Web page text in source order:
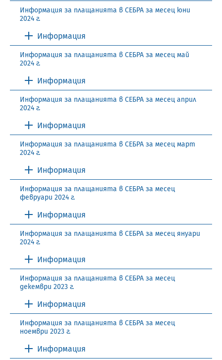
Информация за плащанията в СЕБРА за месец юни
2024 г.
Информация
Информация за плащанията в СЕБРА за месец май
2024 г.
Информация
Информация за плащанията в СЕБРА за месец април
2024 г.
Информация
Информация за плащанията в СЕБРА за месец март
2024 г.
Информация
Информация за плащанията в СЕБРА за месец
февруари 2024 г.
Информация
Информация за плащанията в СЕБРА за месец януари
2024 г.
Информация
Информация за плащанията в СЕБРА за месец
декември 2023 г.
Информация
Информация за плащанията в СЕБРА за месец
ноември 2023 г.
Информация